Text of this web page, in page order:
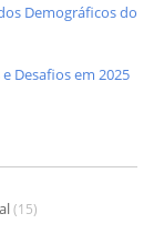
Demográficos do
Desafios em 2025
(15)